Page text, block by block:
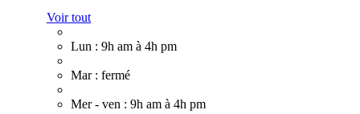
Voir tout
Lun : 9h am à 4h pm
Mar : fermé
Mer - ven : 9h am à 4h pm